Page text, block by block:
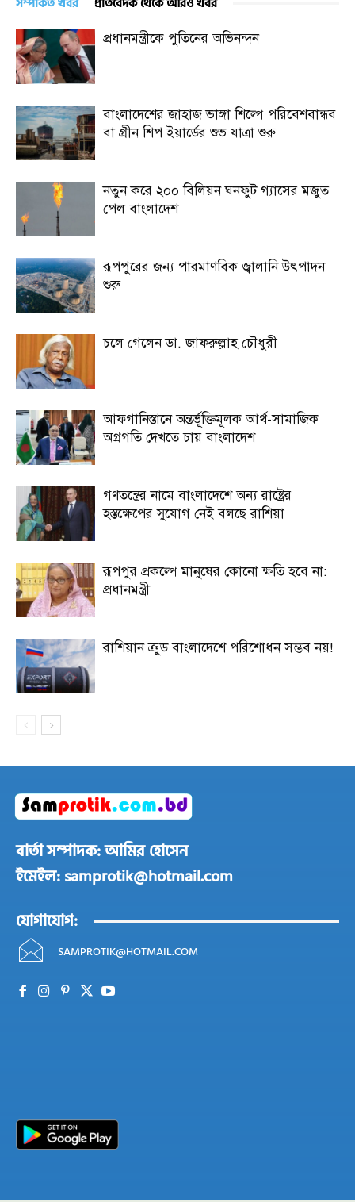
প্রধানমন্ত্রীকে পুতিনের অভিনন্দন
বাংলাদেশের জাহাজ ভাঙ্গা শিল্পে পরিবেশবান্ধব
বা গ্রীন শিপ ইয়ার্ডের শুভ যাত্রা শুরু
নতুন করে ২০০ বিলিয়ন ঘনফুট গ্যাসের মজুত
পেল বাংলাদেশ
রূপপুরের জন্য পারমাণবিক জ্বালানি উৎপাদন
শুরু
চলে গেলেন ডা. জাফরুল্লাহ চৌধুরী
আফগানিস্তানে অন্তর্ভূক্তিমূলক আর্থ-সামাজিক
অগ্রগতি দেখতে চায় বাংলাদেশ
গণতন্ত্রের নামে বাংলাদেশে অন্য রাষ্ট্রের
হস্তক্ষেপের সুযোগ নেই বলছে রাশিয়া
রূপপুর প্রকল্পে মানুষের কোনো ক্ষতি হবে না:
প্রধানমন্ত্রী
রাশিয়ান ক্রুড বাংলাদেশে পরিশোধন সম্ভব নয়!
বার্তা সম্পাদক: আমির হোসেন
ইমেইল: samprotik@hotmail.com
যোগাযোগ:
SAMPROTIK@HOTMAIL.COM